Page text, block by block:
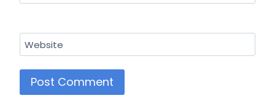
Website